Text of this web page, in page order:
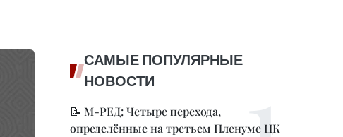
САМЫЕ ПОПУЛЯРНЫЕ
НОВОСТИ
📝 М-РЕД: Четыре перехода,
определённые на третьем Пленуме ЦК